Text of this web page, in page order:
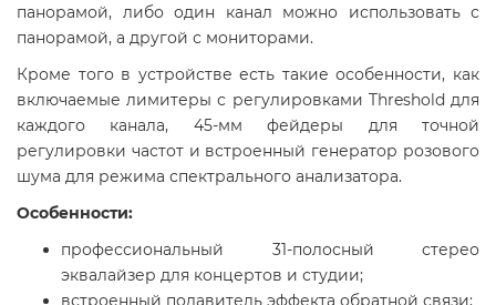
панорамой, либо один канал можно использовать с
панорамой, а другой с мониторами.
Кроме того в устройстве есть такие особенности, как
включаемые лимитеры с регулировками Threshold для
каждого канала, 45-мм фейдеры для точной
регулировки частот и встроенный генератор розового
шума для режима спектрального анализатора.
Особенности:
профессиональный 31-полосный стерео
эквалайзер для концертов и студии;
встроенный подавитель эффекта обратной связи;